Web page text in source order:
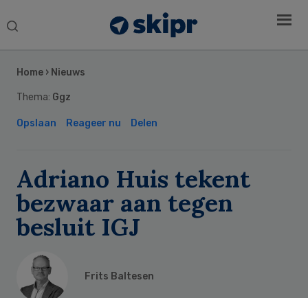
Search
Home › Nieuws
Thema: Ggz
Opslaan Reageer nu Delen
Adriano Huis tekent
bezwaar aan tegen
besluit IGJ
Frits Baltesen
Sidebar